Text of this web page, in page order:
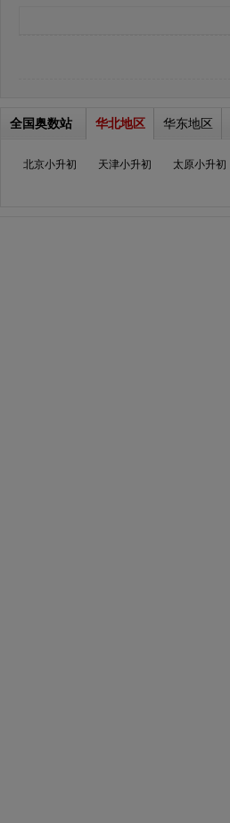
全国奥数站 华北地区 华东地区
北京小升初 天津小升初 太原小升初